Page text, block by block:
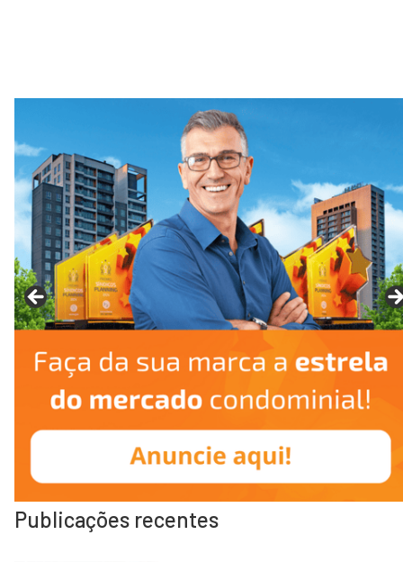
Publicações recentes